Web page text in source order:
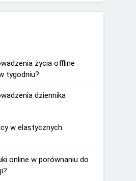
życia offline
tygodniu?
dziennika
w elastycznych
online w porównaniu do